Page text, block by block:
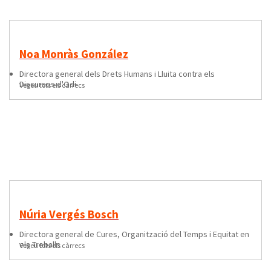
Noa Monràs González
directora general dels Drets Humans i Lluita contra els
Discursos d'Odi
Vegeu tots els càrrecs
Núria Vergés Bosch
directora general de Cures, Organització del Temps i Equitat en
els Treballs
Vegeu tots els càrrecs